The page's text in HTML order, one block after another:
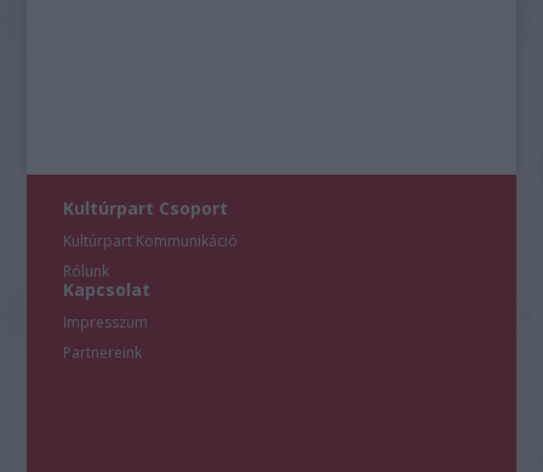
Kultúrpart Csoport
Kultúrpart Kommunikáció
Rólunk
Kapcsolat
Impresszum
Partnereink